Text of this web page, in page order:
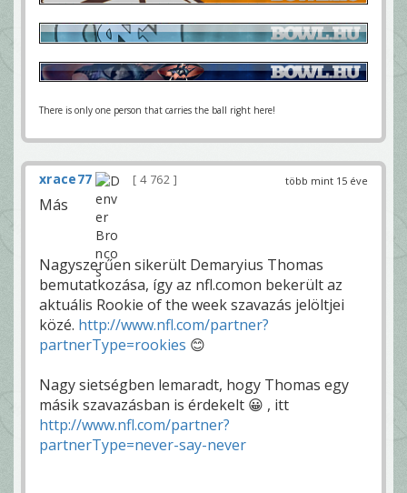
There is only one person that carries the ball right here!
több mint 15 éve
xrace77 4 762
Más
Nagyszerűen sikerült Demaryius Thomas
bemutatkozása, így az nfl.comon bekerült az
aktuális Rookie of the week szavazás jelöltjei
közé. http://www.nfl.com/partner?
partnerType=rookies 😊
Nagy sietségben lemaradt, hogy Thomas egy
másik szavazásban is érdekelt 😀 , itt
http://www.nfl.com/partner?
partnerType=never-say-never